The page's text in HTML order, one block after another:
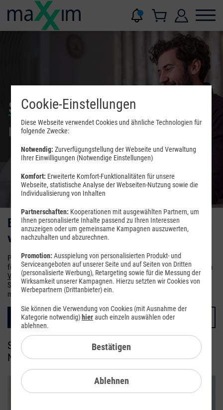
Surfen ohne Limit!
Internet für daheim und unterwegs
Entdecken Sie exklusive Bestandskunden
­vorteile
Profitieren Sie als maXXim-Bestandskunde von attraktiven Angeboten
für die ganze Familie! In unserer Servicewelt finden Sie neben günstigen
Vorteilstarifenfür Ihre Partnerin oder Ihren Partner, die Familie oder für
Sie selbst, preiswerte DSL-Angebote, neueste Hardwareund vieles
mehr. Rund um die Uhr reinschauen, bestellen und kräftig sparen!
DSL zum Vorteilspreis Datentarife mit Hardware
Surfen ohne Limit – Highspeed-DSL im besten
Netz zu Top-Preisen
Cookie-Einstellungen
Diese Webseite verwendet Cookies und ähnliche Technologien für
folgende Zwecke:
Notwendig: Zurverfügungstellung der Webseite und Verwaltung
Ihrer Einwilligungen (Notwendige Einstellungen)
Komfort: Erweiterte Komfort-Funktionalitäten für unsere
Webseite, statistische Analyse der Webseiten-Nutzung sowie die
Individualisierung von Inhalten
Partnerschaften: Kooperationen mit ausgewählten Partnern, um
Ihnen personalisierte Inhalte passend zu Ihren Interessen
anzuzeigen oder um gemeinsame Kampagnen auszuwerten,
nachzuhalten und abzurechnen.
Promotion:Ausspielung von personalisierten Produkt- und
Serviceangeboten auf unserer Seite und auf Seiten von Dritten
(personalisierte Werbung), Retargeting sowie für die Messung der
Wirksamkeit unserer Kampagnen. Hierzu setzten wir Cookies von
Werbepartnern (Drittanbieter) ein.
Ablehnen
Sie können die Verwendung von Cookies (mit Ausnahme der
Kategorie notwendig)hierauch einzeln auswählen oder
ablehnen.
Bestätigen